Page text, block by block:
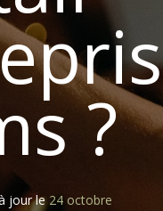
?
jour le 24 octobre